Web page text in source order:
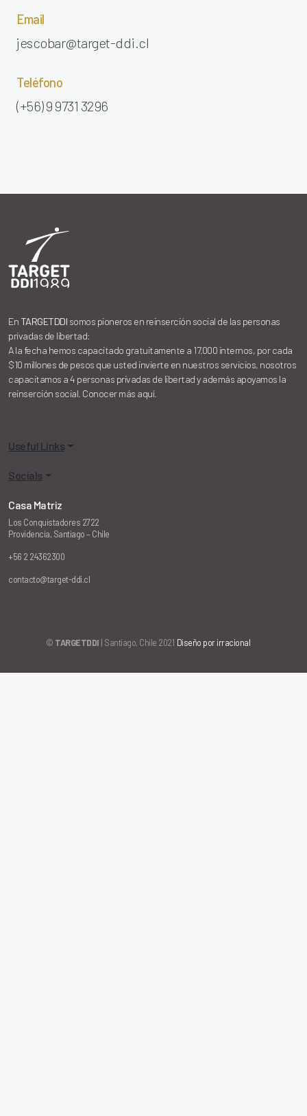
Email
jescobar@target-ddi.cl
Teléfono
(+56) 9 9731 3296
En TARGETDDI somos pioneros en reinserción social de las personas
privadas de libertad:
A la fecha hemos capacitado gratuitamente a 17.000 internos, por cada
$10 millones de pesos que usted invierte en nuestros servicios, nosotros
capacitamos a 4 personas privadas de libertad y además apoyamos la
reinserción social. Conocer más aquí.
Useful Links
Socials
Casa Matriz
Los Conquistadores 2722
Providencia, Santiago – Chile
+56 2 24362300
contacto@target-ddi.cl
© TARGETDDI | Santiago, Chile 2021 Diseño por irracional